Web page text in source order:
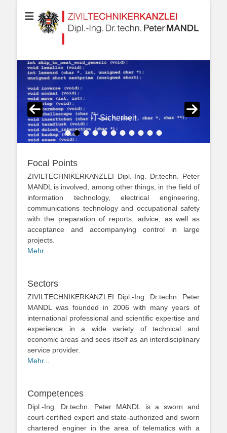
Dipl.-Ing.
Your partner for Information Technologies, Electrotechnics,
Communication Technologies, Measurement Technologies, Business
and IT Law
•••••••••••
IT-Sicherheit
Veröffentlicht am
petermandl
Focal Points
ZIVILTECHNIKERKANZLEI Dipl.-Ing. Dr.techn. Peter
MANDL is involved, among other things, in the field of
information technology, electrical engineering,
communications technology and occupational safety
with the preparation of reports, advice, as well as
acceptance and accompanying control in large
projects.
Mehr...
Sectors
ZIVILTECHNIKERKANZLEI Dipl.-Ing. Dr.techn. Peter
MANDL was founded in 2006 with many years of
international professional and scientific expertise and
experience in a wide variety of technical and
economic areas and sees itself as an interdisciplinary
service provider.
Mehr...
Competences
Dipl.-Ing. Dr.techn. Peter MANDL is a sworn and
court-certified expert and state-authorized and sworn
chartered enginer in the area of telematics with a